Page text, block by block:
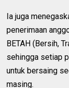
Ia juga
penerimaan
BETAH (Bersih,
sehingga setiap
untuk bersaing
masing.